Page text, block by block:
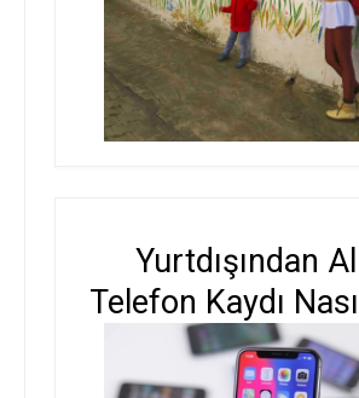
Yurtdışından
Telefon Kaydı